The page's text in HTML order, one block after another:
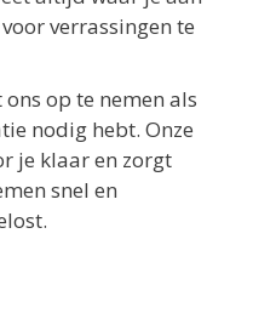
verrassingen te
op te nemen als
nodig hebt. Onze
je klaar en zorgt
snel en